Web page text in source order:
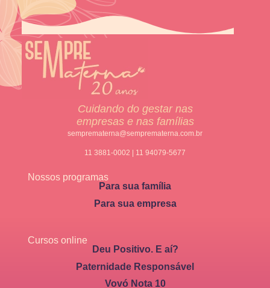
Cuidando do gestar nas
empresas e nas famílias
semprematerna@semprematerna.com.br
11 3881-0002 | 11 94079-5677
Nossos programas
Para sua família
Para sua empresa
Cursos online
Deu Positivo. E aí?
Paternidade Responsável
Vovó Nota 10